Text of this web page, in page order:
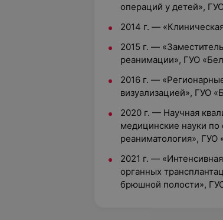
операций у детей»,
2014 г. —
2015 г. —
реанимации», ГУО
2016 г. —
визуализацией», ГУО
2020 г. — Научная
медицинские науки по
реаниматология»,
2021 г. —
органных
брюшной полости»,